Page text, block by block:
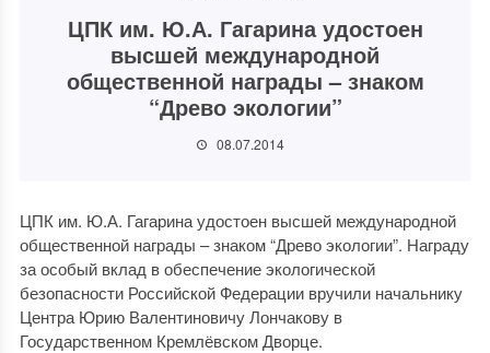
ЦПК им. Ю.А. Гагарина удостоен
высшей международной
общественной награды – знаком
“Древо экологии”
08.07.2014
ЦПК им. Ю.А. Гагарина удостоен высшей международной
общественной награды – знаком “Древо экологии”. Награду
за особый вклад в обеспечение экологической
безопасности Российской Федерации вручили начальнику
Центра Юрию Валентиновичу Лончакову в
Государственном Кремлёвском Дворце.